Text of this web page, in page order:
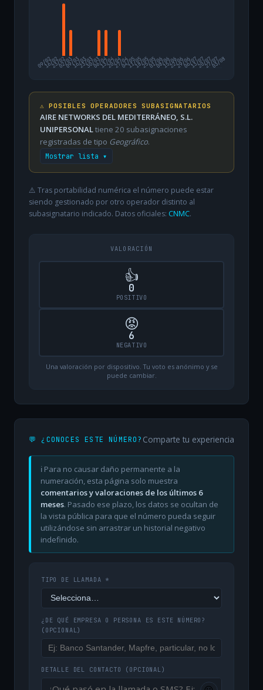
09/02
16/0223/0202/0309/0316/0323/0330/0306/0413/0420/0427/0404/0511/0518/0525/0501/0608/0615/0622/0629/0606/0713/0720/0727/07
03/08
⚠️ POSIBLES OPERADORES SUBASIGNATARIOS
AIRE NETWORKS DEL MEDITERRÁNEO, S.L.
UNIPERSONALtiene 20 subasignaciones
registradas de tipo Geográfico.
Mostrar lista ▾
⚠️ Tras portabilidad numérica el número puede estar
siendo gestionado por otro operador distinto al
subasignatario indicado. Datos oficiales: CNMC.
VALORACIÓN
👍
0
POSITIVO
😡
6
NEGATIVO
Una valoración por dispositivo. Tu voto es anónimo y se
puede cambiar.
💬 ¿CONOCES ESTE NÚMERO? Comparte tu experiencia
ℹ️ Para no causar daño permanente a la
numeración, esta página solo muestra
comentarios y valoraciones de los últimos 6
meses. Pasado ese plazo, los datos se ocultan de
la vista pública para que el número pueda seguir
utilizándose sin arrastrar un historial negativo
indefinido.
TIPO DE LLAMADA *
¿DE QUÉ EMPRESA O PERSONA ES ESTE NÚMERO?
(OPCIONAL)
DETALLE DEL CONTACTO (OPCIONAL)